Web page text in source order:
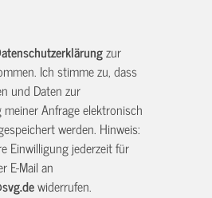
zur
Ich stimme zu, dass
und Daten zur
Anfrage elektronisch
werden. Hinweis:
Einwilligung jederzeit für
E-Mail an
widerrufen.